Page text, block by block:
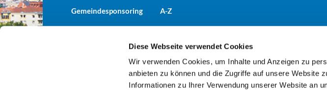
Diese Webseite verwendet Cookies
Wir verwenden Cookies, um Inhalte und Anzeigen zu
anbieten zu können und die Zugriffe auf unsere Website
Informationen zu Ihrer Verwendung unserer Website an
Gemeindesponsoring A-Z
Evangelische Kirchengemeinde Tiergarten · Alt-Moabit 25,